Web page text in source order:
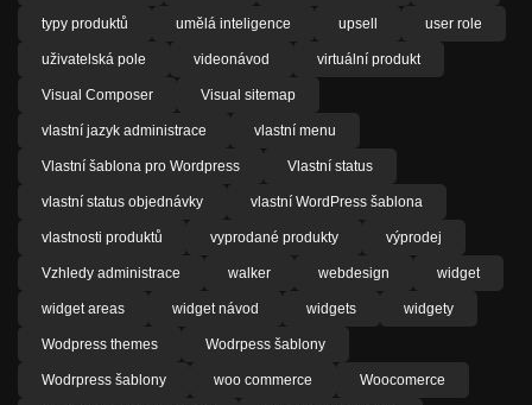
typy produktů umělá inteligence upsell user role
uživatelská pole videonávod virtuální produkt
Visual Composer Visual sitemap
vlastní jazyk administrace vlastní menu
Vlastní šablona pro Wordpress Vlastní status
vlastní status objednávky vlastní WordPress šablona
vlastnosti produktů vyprodané produkty výprodej
Vzhledy administrace walker webdesign widget
widget areas widget návod widgets widgety
Wodpress themes Wodrpess šablony
Wodrpress šablony woo commerce Woocomerce